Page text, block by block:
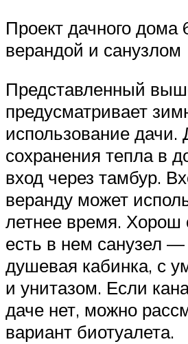
Проект дачного дома
верандой и санузлом
Представленный
предусматривает
использование дачи.
сохранения тепла в
вход через тамбур.
веранду может
летнее время. Хорош
есть в нем санузел
душевая кабинка, с
и унитазом. Если
даче нет, можно
вариант биотуалета.